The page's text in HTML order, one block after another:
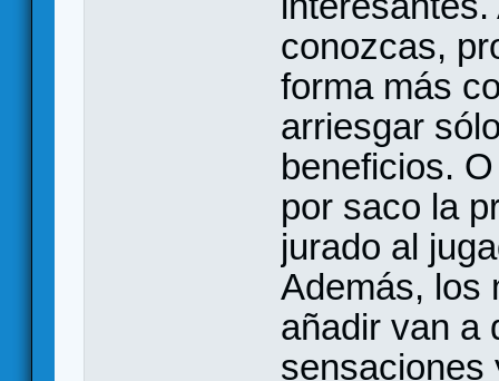
conozcas,
forma más
arriesgar
beneficios.
por saco la
jurado al
Además, los
añadir van a
sensaciones